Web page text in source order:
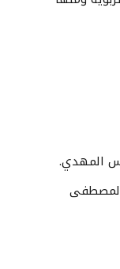
المهدي.